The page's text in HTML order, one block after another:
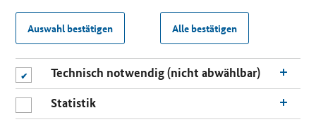
Auswahl bestätigen Alle bestätigen
Technisch notwendig (nicht abwählbar)
Statistik